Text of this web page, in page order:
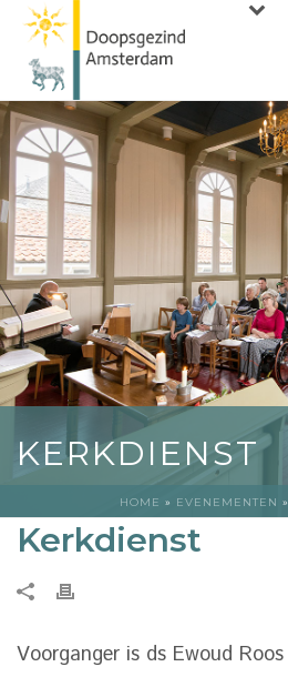
KERKDIENST
HOME » EVENEMENTEN »
Kerkdienst
Voorganger is ds Ewoud Roos